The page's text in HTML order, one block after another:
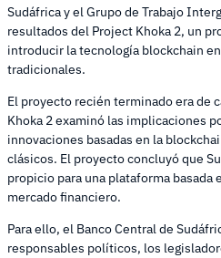
Sudáfrica y el Grupo de Trabajo
resultados del Project Khoka 2, un
introducir la tecnología blockchain
tradicionales.
El proyecto recién terminado era de
Khoka 2 examinó las implicaciones
innovaciones basadas en la
clásicos. El proyecto concluyó que
propicio para una plataforma basada
mercado financiero.
Para ello, el Banco Central de
responsables políticos, los